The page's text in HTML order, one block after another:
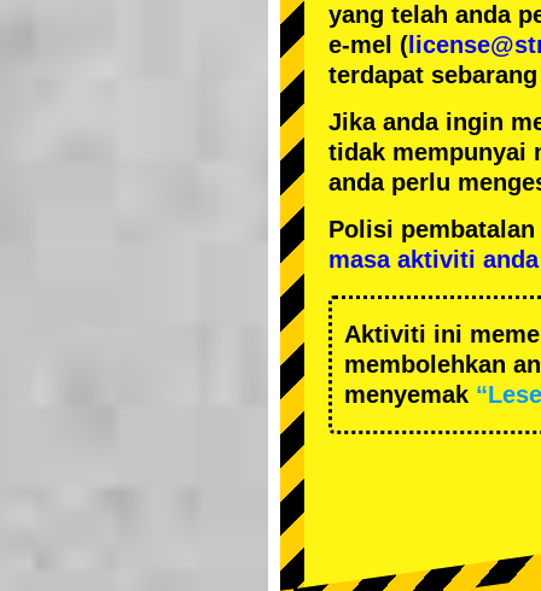
yang telah anda
e-mel (
terdapat
Jika anda ingin
tidak mempunyai
anda perlu
Polisi pembatalan
masa aktiviti anda
Aktiviti ini
membolehkan
menyemak